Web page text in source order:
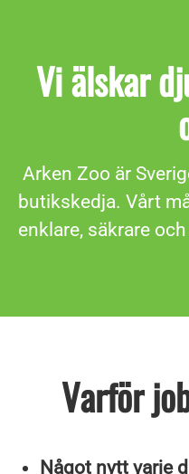
Vi älskar
Arken Zoo är
butikskedja. Vårt
enklare, säkrare
Varför
Något nytt varje